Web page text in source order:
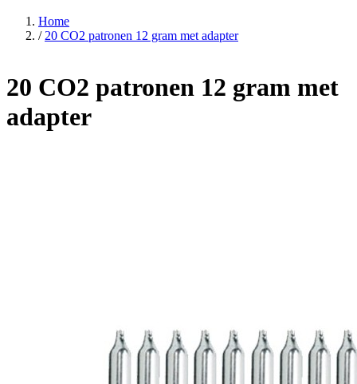
Home
/ 20 CO2 patronen 12 gram met adapter
20 CO2 patronen 12 gram met
adapter